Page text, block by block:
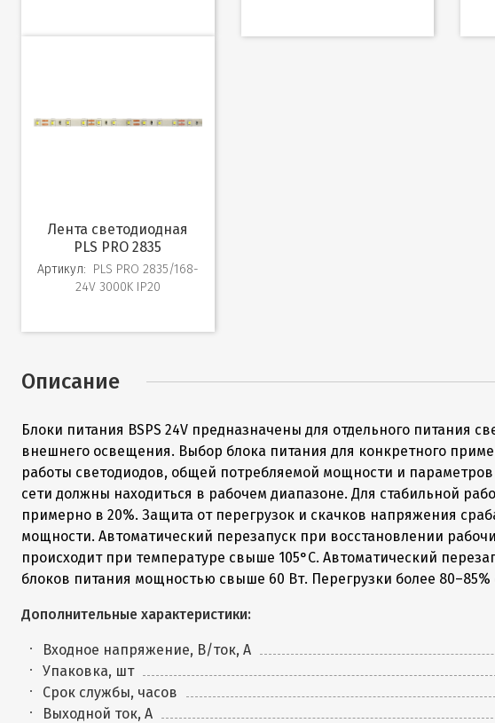
Лента светодиодная
PLS PRO 2835
Артикул: PLS PRO 2835/168-
24V 3000K IP20
Описание
Блоки питания BSPS 24V предназначены для отдельного питания
внешнего освещения. Выбор блока питания для конкретного
работы светодиодов, общей потребляемой мощности и
сети должны находиться в рабочем диапазоне. Для стабильной
примерно в 20%. Защита от перегрузок и скачков напряжения
мощности. Автоматический перезапуск при восстановлении
происходит при температуре свыше 105°C. Автоматический
блоков питания мощностью свыше 60 Вт. Перегрузки более
Дополнительные характеристики:
Входное напряжение, В/ток, А
Упаковка, шт
Срок службы, часов
Выходной ток, А